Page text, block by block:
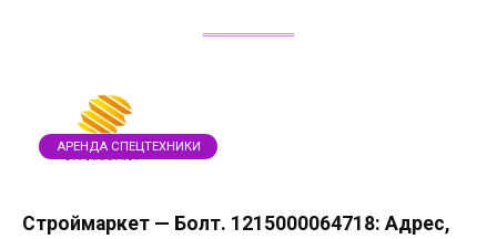
АРЕНДА СПЕЦТЕХНИКИ
Строймаркет — Болт. 1215000064718: Адрес,